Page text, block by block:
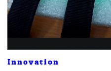
Innovation
SHARE TWEET